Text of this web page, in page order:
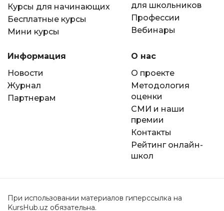
Курсы для начинающих
Бесплатные курсы
Мини курсы
для школьников
Профессии
Вебинары
Информация
Новости
Журнал
Партнерам
О нас
О проекте
Методология
оценки
СМИ и наши
премии
Контакты
Рейтинг онлайн-
школ
При использовании материалов гиперссылка на
KursHub.uz обязательна.